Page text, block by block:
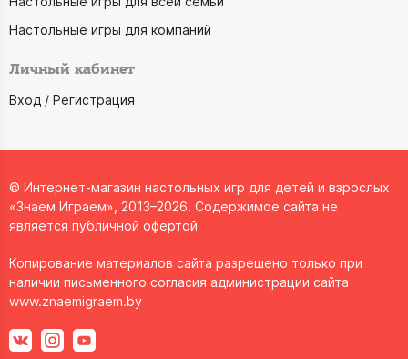
Настольные игры для компаний
Личный кабинет
Вход / Регистрация
© Интернет-магазин настольных игр для детей и взрослых
«Знаем Играем», 2013–2026. Содержимое сайта не
является публичной офертой
Копирование материалов сайта разрешено только при
наличии письменного согласия администрации сайта
www.znaemigraem.by